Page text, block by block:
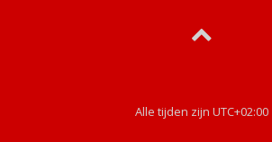
Alle tijden zijn UTC+02:00